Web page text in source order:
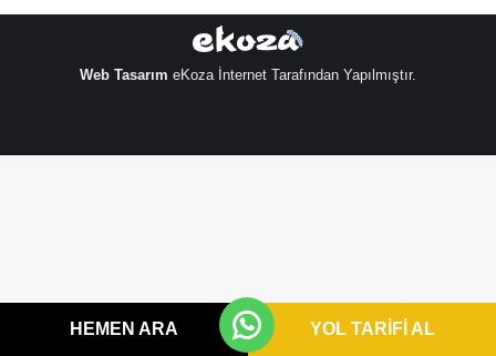
HEMEN ARA YOL TARİFİ AL
Web Tasarım eKoza İnternet Tarafından Yapılmıştır.